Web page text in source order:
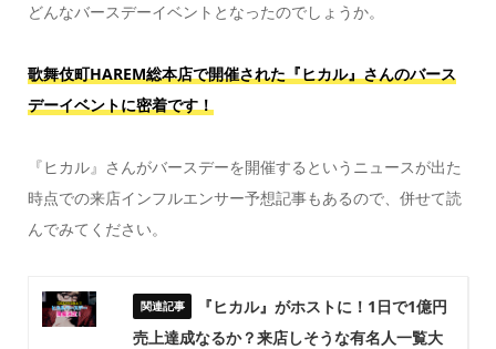
どんなバースデーイベントとなったのでしょうか。
歌舞伎町HAREM総本店で開催された『ヒカル』さんのバース
デーイベントに密着です！
『ヒカル』さんがバースデーを開催するというニュースが出た
時点での来店インフルエンサー予想記事もあるので、併せて読
んでみてください。
『ヒカル』がホストに！1日で1億円
売上達成なるか？来店しそうな有名人一覧大